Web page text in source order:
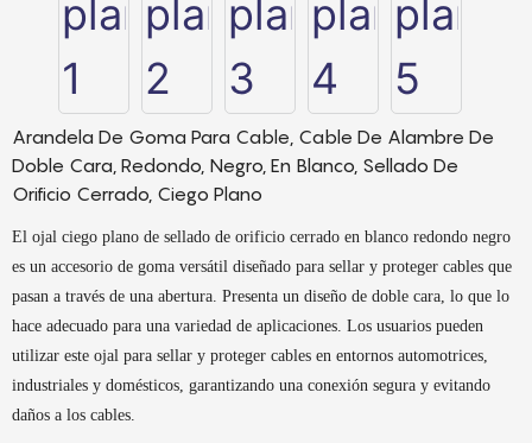
Arandela De Goma Para Cable, Cable De Alambre De
Doble Cara, Redondo, Negro, En Blanco, Sellado De
Orificio Cerrado, Ciego Plano
El ojal ciego plano de sellado de orificio cerrado en blanco redondo negro
es un accesorio de goma versátil diseñado para sellar y proteger cables que
pasan a través de una abertura. Presenta un diseño de doble cara, lo que lo
hace adecuado para una variedad de aplicaciones. Los usuarios pueden
utilizar este ojal para sellar y proteger cables en entornos automotrices,
industriales y domésticos, garantizando una conexión segura y evitando
daños a los cables.